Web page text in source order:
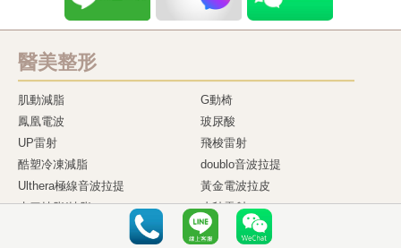
醫美整形
肌動減脂
G動椅
鳳凰電波
玻尿酸
UP雷射
飛梭雷射
酷塑冷凍減脂
doublo音波拉提
Ulthera極線音波拉提
黃金電波拉皮
水刀抽脂/抽脂
皮秒雷射
內視鏡無痕拉皮手術